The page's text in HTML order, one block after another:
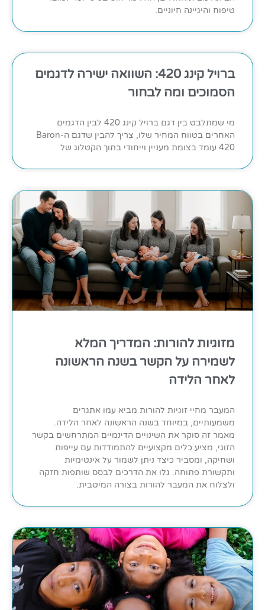
טיפוח והיגיינה חיוניים.
ברויל קינג 420: השוואה ישירה לדגמים
הסמוכים ומה לבחור
מי שמתלבט בין דגם ברויל קינג 420 לבין הדגמים
האחרים בטווח המחיר שלו, צריך להבין שדגם ה-Baron
420 עומד בצומת מעניין וייחודי בתוך הקטלוג של
מזוגיות להורות: המדריך המלא
לשמירה על הקשר בשנה הראשונה
לאחר הלידה
המעבר מחיי זוגיות להורות מביא עמו אתגרים
משמעותיים, במיוחד בשנה הראשונה לאחר הלידה.
מאמר זה סוקר את השינויים הדינמיים המתרחשים בקשר
הזוגי, מציע כלים מקצועיים להתמודדות עם עייפות
ושחיקה, ומסביר כיצד ניתן לשמור על אינטימיות
ותקשורת פתוחה. גלו את הדרכים לבסס שותפות חזקה
ולצלוח את המעבר להורות בצורה המיטבית.